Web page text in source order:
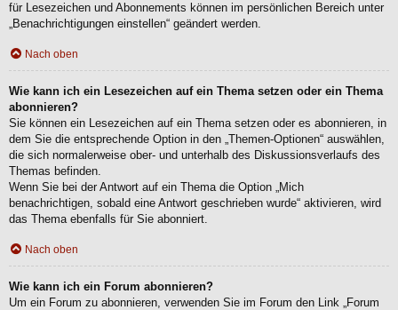
für Lesezeichen und Abonnements können im persönlichen Bereich unter
„Benachrichtigungen einstellen“ geändert werden.
Nach oben
Wie kann ich ein Lesezeichen auf ein Thema setzen oder ein Thema
abonnieren?
Sie können ein Lesezeichen auf ein Thema setzen oder es abonnieren, in
dem Sie die entsprechende Option in den „Themen-Optionen“ auswählen,
die sich normalerweise ober- und unterhalb des Diskussionsverlaufs des
Themas befinden.
Wenn Sie bei der Antwort auf ein Thema die Option „Mich
benachrichtigen, sobald eine Antwort geschrieben wurde“ aktivieren, wird
das Thema ebenfalls für Sie abonniert.
Nach oben
Wie kann ich ein Forum abonnieren?
Um ein Forum zu abonnieren, verwenden Sie im Forum den Link „Forum